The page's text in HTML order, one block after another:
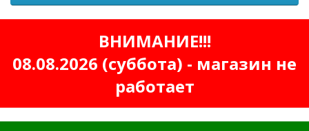
ВНИМАНИЕ!!!
08.08.2026 (суббота) - магазин не
работает